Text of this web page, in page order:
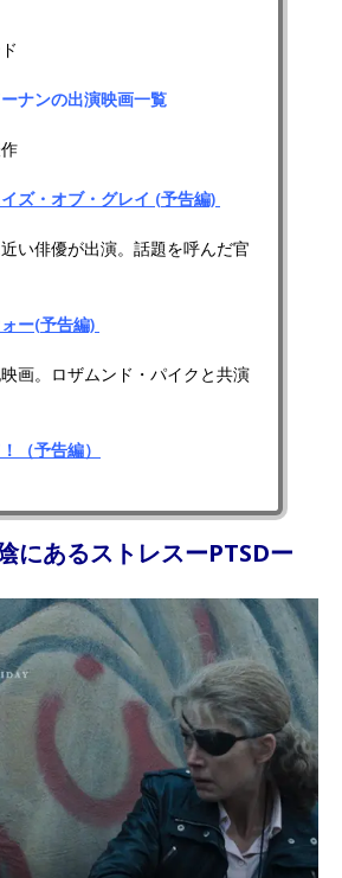
ナンの出演映画一覧
ズ・オブ・グレイ (予告編)
い俳優が出演。話題を呼んだ官
ー(予告編)
画。ロザムンド・パイクと共演
（予告編）
にあるストレスーPTSDー